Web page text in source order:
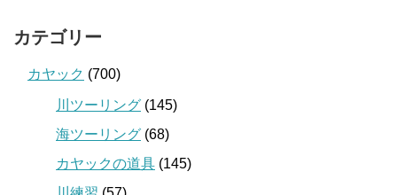
カテゴリー
カヤック (700)
川ツーリング (145)
海ツーリング (68)
カヤックの道具 (145)